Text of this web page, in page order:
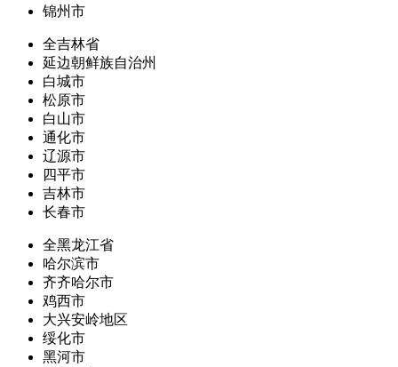
锦州市
全吉林省
延边朝鲜族自治州
白城市
松原市
白山市
通化市
辽源市
四平市
吉林市
长春市
全黑龙江省
哈尔滨市
齐齐哈尔市
鸡西市
大兴安岭地区
绥化市
黑河市